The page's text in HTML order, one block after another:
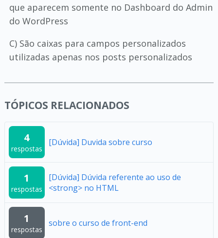
que aparecem somente no Dashboard do Admin
do WordPress
C) São caixas para campos personalizados
utilizadas apenas nos posts personalizados
TÓPICOS RELACIONADOS
4
respostas
[Dúvida] Duvida sobre curso
1
respostas
[Dúvida] Dúvida referente ao uso de
<strong> no HTML
1
respostas
sobre o curso de front-end